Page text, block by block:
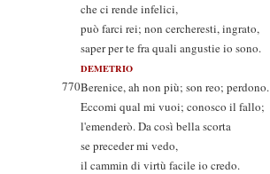
che ci rende infelici,
può farci rei; non cercheresti, ingrato,
saper per te fra quali angustie io sono.
DEMETRIO
770Berenice, ah non più; son reo; perdono.
Eccomi qual mi vuoi; conosco il fallo;
l'emenderò. Da così bella scorta
se preceder mi vedo,
il cammin di virtù facile io credo.